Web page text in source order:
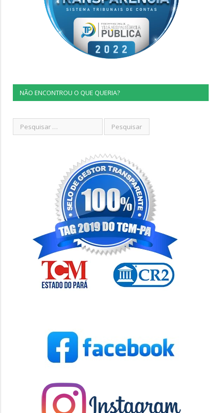
NÃO ENCONTROU O QUE QUERIA?